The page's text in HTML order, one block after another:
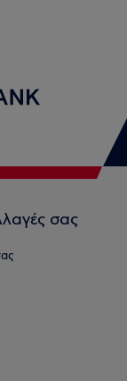
σας